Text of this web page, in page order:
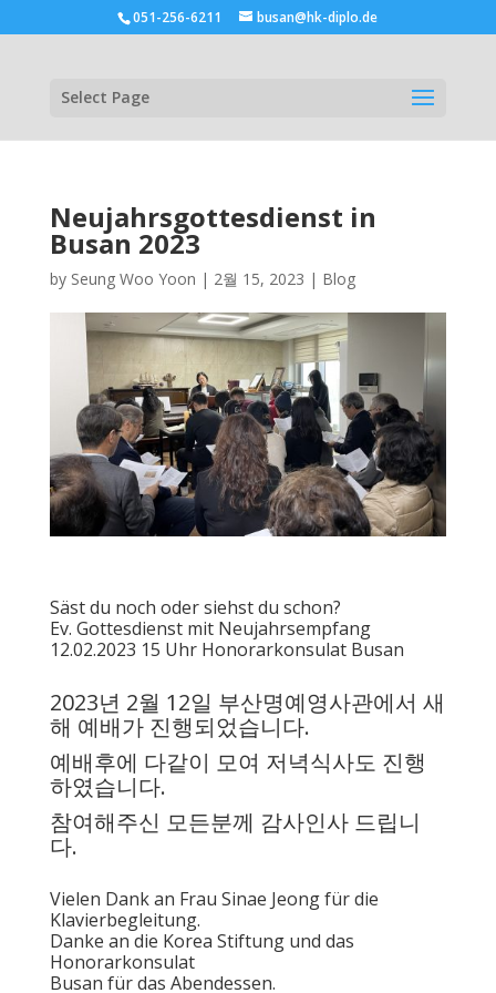
051-256-6211 busan@hk-diplo.de
Select Page
Neujahrsgottesdienst in
Busan 2023
by Seung Woo Yoon | 2월 15, 2023 | Blog
Säst du noch oder siehst du schon?
Ev. Gottesdienst mit Neujahrsempfang
12.02.2023 15 Uhr Honorarkonsulat Busan
2023년 2월 12일 부산명예영사관에서 새
해 예배가 진행되었습니다.
예배후에 다같이 모여 저녁식사도 진행
하였습니다.
참여해주신 모든분께 감사인사 드립니
다.
Vielen Dank an Frau Sinae Jeong für die
Klavierbegleitung.
Danke an die Korea Stiftung und das
Honorarkonsulat
Busan für das Abendessen.